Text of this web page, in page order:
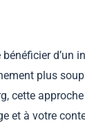
d’un
plus
cette
et à votre